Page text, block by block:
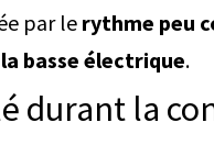
par le rythme peu
basse électrique.
durant la